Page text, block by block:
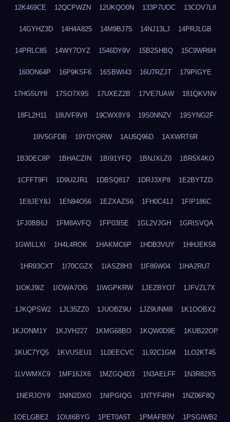
12K469CE 12QCPWZN 12UKQO0N 133P7UOC 13COV7L8
14GYHZ3D 14H4A825 14M9BJ75 14NJ13LJ 14PRJLGB
14PRLC85 14WY7OYZ 1546DY9V 15B2SHBQ 15C9WR6H
160ON64P 16P9KSF6 16SBWI43 16U7RZJT 179PIGYE
17HG5UY8 17SO7X9S 17UXEZ2B 17VE7UAW 181QKVNV
18FL2H11 18UVF9V8 19CWX8Y9 19S0NNZV 19SYNG2F
19V5GFDB 19YDYQRW 1AU5Q96D 1AXWRT6R
1B3DEC8P 1BHACZIN 1BI91YFQ 1BNJXLZ0 1BR5X4KO
1CFFT9FI 1D9U2JR1 1DBSQ817 1DRJ3XP8 1E2BYTZD
1E8JEY8J 1EN94O56 1EZXAZS6 1FH0C41J 1FIP186C
1FJ0BB6J 1FM8AVFQ 1FP03I5E 1GL2VJGH 1GRISVQA
1GWILLXI 1H4L4ROK 1HAKMC6P 1HDB3VUY 1HHJEK58
1HR93CXT 1I70CGZX 1IASZ8H3 1IF86W04 1IHA2RU7
1IOKJ9IZ 1IOWA7OG 1IWGPKRW 1JEZBYO7 1JFVZL7X
1JKQPSW2 1JL35ZZ0 1JUOBZ9U 1JZ9UNM8 1K1OOBX2
1KJONM1Y 1KJVH227 1KMG68BO 1KQW0D9E 1KUB22OP
1KUC7YQ5 1KVUSEU1 1L0EECVC 1L92C1GM 1LO2KT45
1LVWMXC9 1MF16JX6 1MZGQ4D3 1N3AELFF 1N3R82X5
1NERJOY9 1NIN2DXO 1NIPGIQG 1NTYF4RH 1NZ06F8Q
1OELGBE2 1OUI6BYG 1PET0A5T 1PMAFB0V 1PSGIWB2